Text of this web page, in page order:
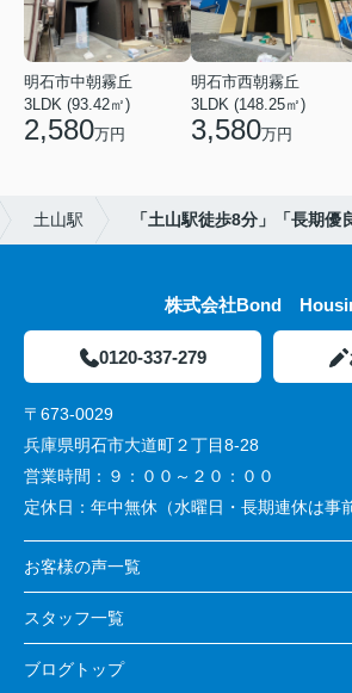
明石市中朝霧丘
3LDK (93.42㎡)
2,580万円
明石市西朝霧丘
3LDK (148.25㎡)
3,580万円
土山駅 「土山駅徒歩8分」「長期
株式会社Bond
0120-337-279
〒673-0029
兵庫県明石市大道町２丁目8-28
営業時間： ９：００～２０：００
定休日： 年中無休（水曜日・長期連休は事
お客様の声一覧
スタッフ一覧
ブログトップ